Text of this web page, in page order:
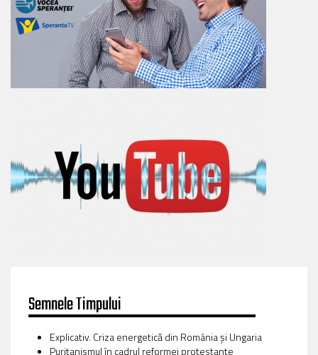
Semnele Timpului
Explicativ. Criza energetică din România și Ungaria
Puritanismul în cadrul reformei protestante